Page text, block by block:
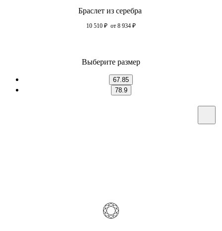
Браслет из серебра
10 510 ₽ от 8 934 ₽
Выберите размер
67.85
78.9